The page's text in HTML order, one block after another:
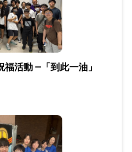
活動 —「到此一油」